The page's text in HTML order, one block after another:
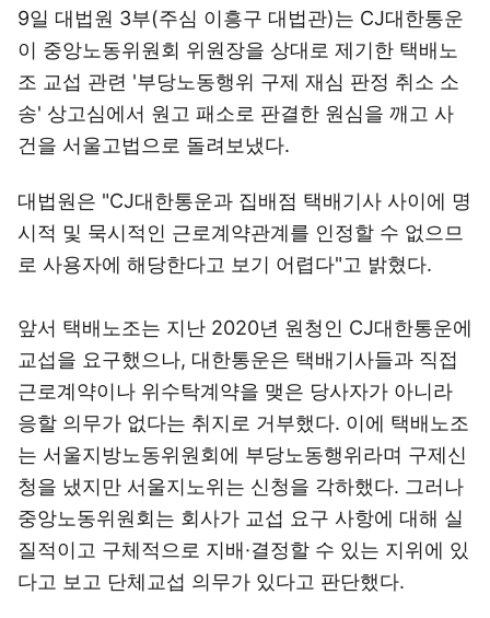
9일 대법원 3부(주심 이흥구 대법관)는 CJ대한통운
이 중앙노동위원회 위원장을 상대로 제기한 택배노
조 교섭 관련 '부당노동행위 구제 재심 판정 취소 소
송' 상고심에서 원고 패소로 판결한 원심을 깨고 사
건을 서울고법으로 돌려보냈다.
대법원은 "CJ대한통운과 집배점 택배기사 사이에 명
시적 및 묵시적인 근로계약관계를 인정할 수 없으므
로 사용자에 해당한다고 보기 어렵다"고 밝혔다.
앞서 택배노조는 지난 2020년 원청인 CJ대한통운에
교섭을 요구했으나, 대한통운은 택배기사들과 직접
근로계약이나 위수탁계약을 맺은 당사자가 아니라
응할 의무가 없다는 취지로 거부했다. 이에 택배노조
는 서울지방노동위원회에 부당노동행위라며 구제신
청을 냈지만 서울지노위는 신청을 각하했다. 그러나
중앙노동위원회는 회사가 교섭 요구 사항에 대해 실
질적이고 구체적으로 지배·결정할 수 있는 지위에 있
다고 보고 단체교섭 의무가 있다고 판단했다.